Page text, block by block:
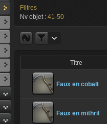
Filtres
Nv objet : 41-50
Titre
Faux en cobalt
Faux en mithril